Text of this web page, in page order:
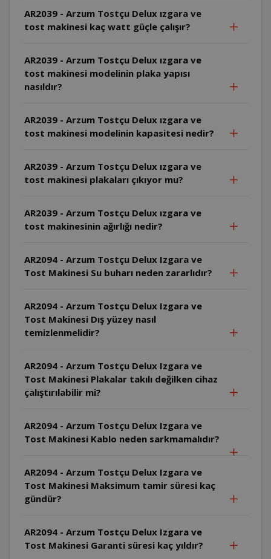
AR2039 - Arzum Tostçu Delux ızgara ve
tost makinesi kaç watt güçle çalışır?
AR2039 - Arzum Tostçu Delux ızgara ve
tost makinesi modelinin plaka yapısı
nasıldır?
AR2039 - Arzum Tostçu Delux ızgara ve
tost makinesi modelinin kapasitesi nedir?
AR2039 - Arzum Tostçu Delux ızgara ve
tost makinesi plakaları çıkıyor mu?
AR2039 - Arzum Tostçu Delux ızgara ve
tost makinesinin ağırlığı nedir?
AR2094 - Arzum Tostçu Delux Izgara ve
Tost Makinesi Su buharı neden zararlıdır?
AR2094 - Arzum Tostçu Delux Izgara ve
Tost Makinesi Dış yüzey nasıl
temizlenmelidir?
AR2094 - Arzum Tostçu Delux Izgara ve
Tost Makinesi Plakalar takılı değilken cihaz
çalıştırılabilir mi?
AR2094 - Arzum Tostçu Delux Izgara ve
Tost Makinesi Kablo neden sarkmamalıdır?
AR2094 - Arzum Tostçu Delux Izgara ve
Tost Makinesi Maksimum tamir süresi kaç
gündür?
AR2094 - Arzum Tostçu Delux Izgara ve
Tost Makinesi Garanti süresi kaç yıldır?